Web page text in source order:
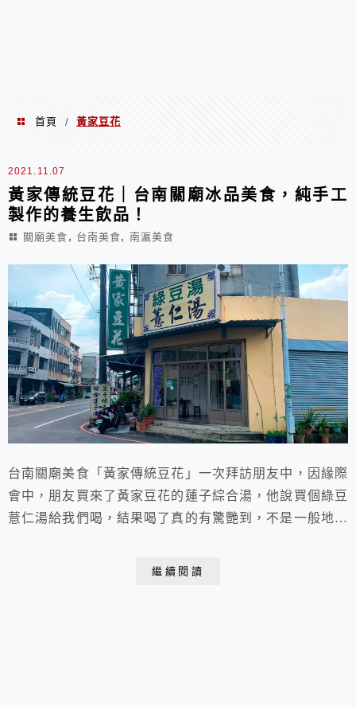
首頁 / 黃家豆花
黃家豆花
2021.11.07
黃家傳統豆花｜台南關廟冰品美食，純手工
製作的養生飲品！
關廟美食 , 台南美食, 南瀛美食
台南關廟美食「黃家傳統豆花」一次拜訪朋友中，因緣際
會中，朋友買來了黃家豆花的蓮子綜合湯，他說買個綠豆
薏仁湯給我們喝，結果喝了真的有驚艷到，不是一般地的
繼續閱讀